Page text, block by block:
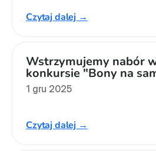
Czytaj dalej →
Wstrzymujemy nabór
konkursie "Bony na
1 gru 2025
Czytaj dalej →